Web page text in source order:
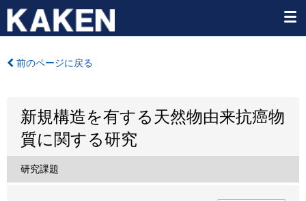
前のページに戻る
新規構造を有する天然物由来抗癌物
質に関する研究
研究課題